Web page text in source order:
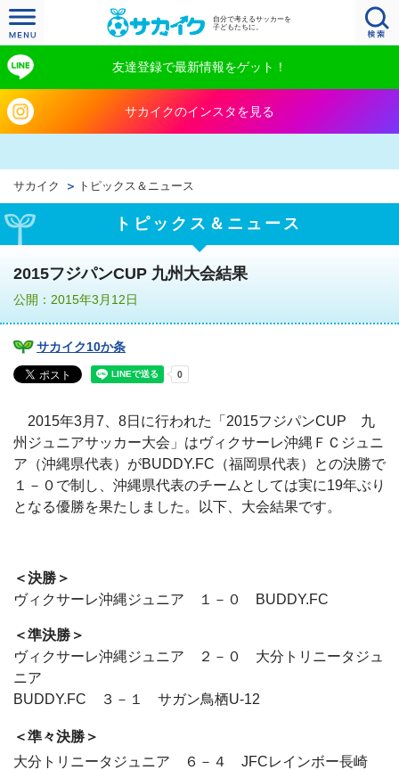
自分で考えるサッカーを
子どもたちに。
友達登録で最新情報をゲット！
サカイクのインスタを見る
サカイク トピックス＆ニュース
トピックス＆ニュース
2015フジパンCUP 九州大会結果
公開：2015年3月12日
サカイク10か条
2015年3月7、8日に行われた「2015フジパンCUP 九
州ジュニアサッカー大会」はヴィクサーレ沖縄ＦＣジュニ
ア（沖縄県代表）がBUDDY.FC（福岡県代表）との決勝で
１－０で制し、沖縄県代表のチームとしては実に19年ぶり
となる優勝を果たしました。以下、大会結果です。
＜決勝＞
ヴィクサーレ沖縄ジュニア １－０ BUDDY.FC
＜準決勝＞
ヴィクサーレ沖縄ジュニア ２－０ 大分トリニータジュ
ニア
BUDDY.FC ３－１ サガン鳥栖U-12
＜準々決勝＞
大分トリニータジュニア ６－４ JFCレインボー長崎